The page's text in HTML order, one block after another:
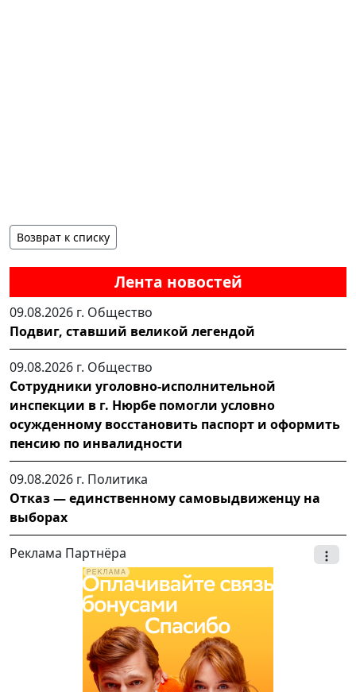
Лента новостей
09.08.2026 г. Общество
Подвиг, ставший великой легендой
09.08.2026 г. Общество
Сотрудники уголовно-исполнительной
инспекции в г. Нюрбе помогли условно
осужденному восстановить паспорт и оформить
пенсию по инвалидности
09.08.2026 г. Политика
Отказ — единственному самовыдвиженцу на
выборах
Реклама Партнёра
Возврат к списку